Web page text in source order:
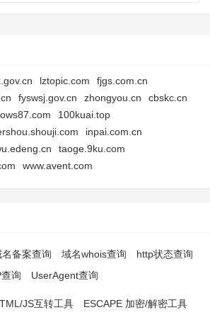
lztopic.com
fjgs.com.cn
fyswsj.gov.cn zhongyou.cn
cbskc.cn
100kuai.top
inpai.com.cn
taoge.9ku.com
www.avent.com
名备案查询 域名whois查询
http状态查询
查询
UserAgent查询
JS互转工具 ESCAPE 加密/解密工具